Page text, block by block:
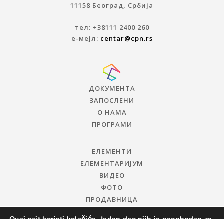
11158 Београд, Србија
тел: +38111 2400 260
е-мејл: centar@cpn.rs
ДОКУМЕНТА
ЗАПОСЛЕНИ
О НАМА
ПРОГРАМИ
ЕЛЕМЕНТИ
ЕЛЕМЕНТАРИЈУМ
ВИДЕО
ФОТО
ПРОДАВНИЦА